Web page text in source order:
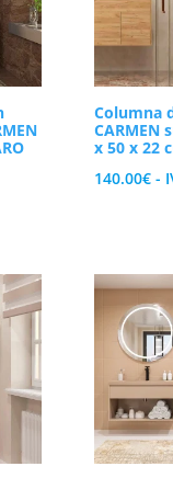
Columna
CARMEN
x 50 x 22
140.00€ -